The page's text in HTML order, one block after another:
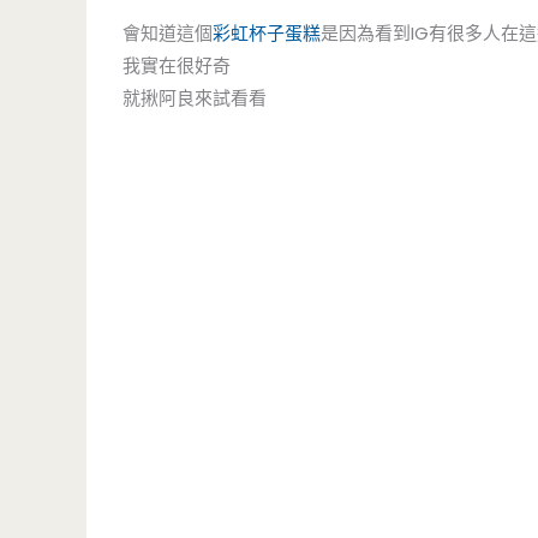
會知道這個彩虹杯子蛋糕是因為看到IG有很多人在
我實在很好奇
就揪阿良來試看看